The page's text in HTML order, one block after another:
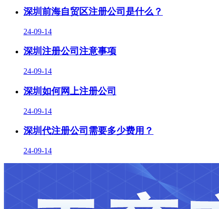
深圳前海自贸区注册公司是什么？
24-09-14
深圳注册公司注意事项
24-09-14
深圳如何网上注册公司
24-09-14
深圳代注册公司需要多少费用？
24-09-14